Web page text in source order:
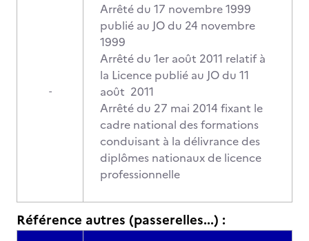
-
Arrêté du 17 novembre 1999
publié au JO du 24 novembre
1999
Arrêté du 1er août 2011 relatif à
la Licence publié au JO du 11
août 2011
Arrêté du 27 mai 2014 fixant le
cadre national des formations
conduisant à la délivrance des
diplômes nationaux de licence
professionnelle
Référence autres (passerelles...) :